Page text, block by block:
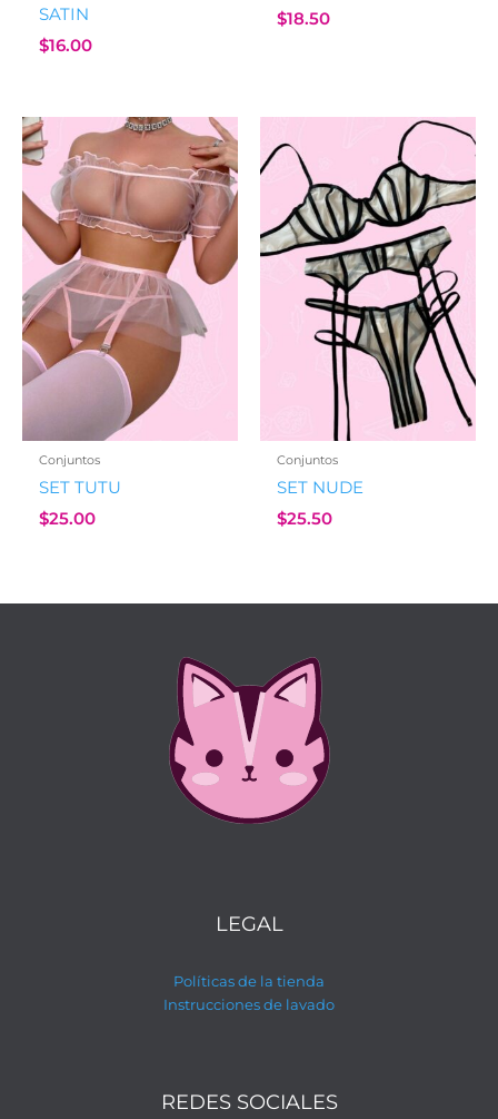
SATIN
$16.00
$18.50
Conjuntos
SET TUTU
$25.00
Conjuntos
SET NUDE
$25.50
LEGAL
Políticas de la tienda
Instrucciones de lavado
REDES SOCIALES